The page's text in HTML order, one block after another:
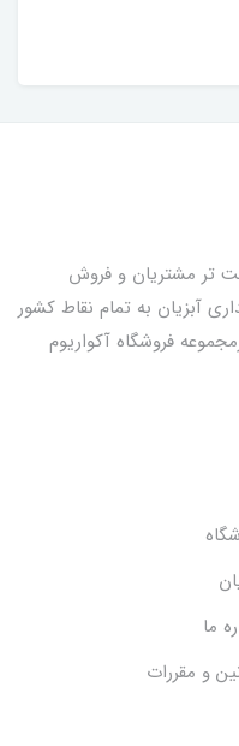
تر مشتریان و فروش
آبزیان به تمام نقاط کشور
فروشگاه آکواریوم
ما
و مقررات